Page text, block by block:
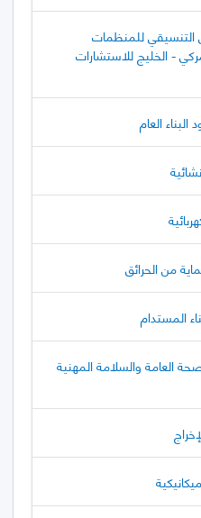
التنسيقي للمنظمات
- الخليج للاستشارات
البناء العام
من الحرائق
المستدام
العامة والسلامة المهنية